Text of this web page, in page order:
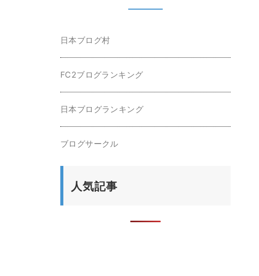
日本ブログ村
FC2ブログランキング
日本ブログランキング
ブログサークル
人気記事